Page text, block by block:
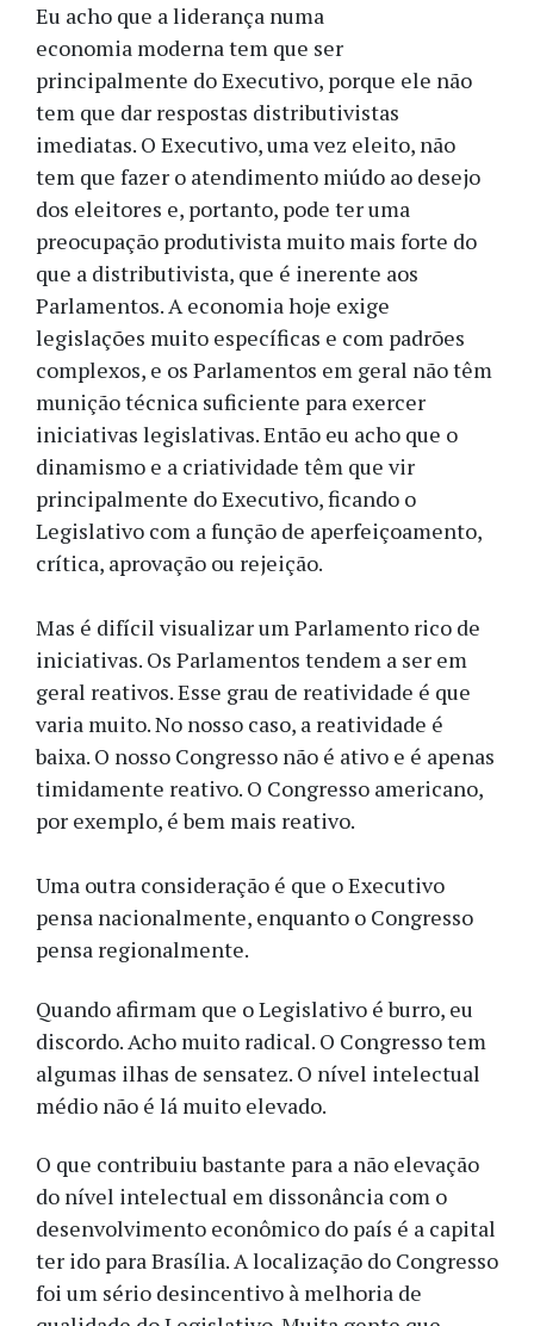
Eu acho que a liderança numa
economia moderna tem que ser
principalmente do Executivo, porque ele não
tem que dar respostas distributivistas
imediatas. O Executivo, uma vez eleito, não
tem que fazer o atendimento miúdo ao desejo
dos eleitores e, portanto, pode ter uma
preocupação produtivista muito mais forte do
que a distributivista, que é inerente aos
Parlamentos. A economia hoje exige
legislações muito específicas e com padrões
complexos, e os Parlamentos em geral não têm
munição técnica suficiente para exercer
iniciativas legislativas. Então eu acho que o
dinamismo e a criatividade têm que vir
principalmente do Executivo, ficando o
Legislativo com a função de aperfeiçoamento,
crítica, aprovação ou rejeição.
Mas é difícil visualizar um Parlamento rico de
iniciativas. Os Parlamentos tendem a ser em
geral reativos. Esse grau de reatividade é que
varia muito. No nosso caso, a reatividade é
baixa. O nosso Congresso não é ativo e é apenas
timidamente reativo. O Congresso americano,
por exemplo, é bem mais reativo.
Uma outra consideração é que o Executivo
pensa nacionalmente, enquanto o Congresso
pensa regionalmente.
Quando afirmam que o Legislativo é burro, eu
discordo. Acho muito radical. O Congresso tem
algumas ilhas de sensatez. O nível intelectual
médio não é lá muito elevado.
O que contribuiu bastante para a não elevação
do nível intelectual em dissonância com o
desenvolvimento econômico do país é a capital
ter ido para Brasília. A localização do Congresso
foi um sério desincentivo à melhoria de